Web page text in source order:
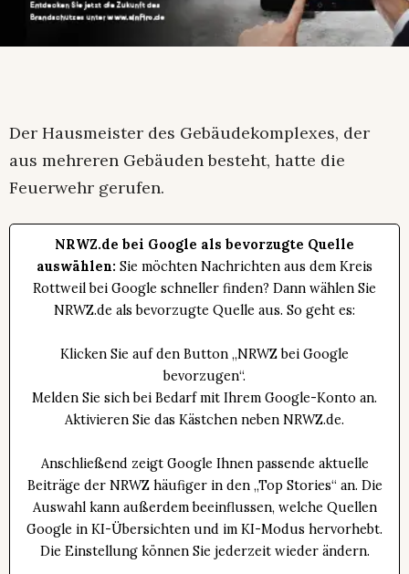
Der Hausmeister des Gebäudekomplexes, der
aus mehreren Gebäuden besteht, hatte die
Feuerwehr gerufen.
NRWZ.de bei Google als bevorzugte Quelle
auswählen: Sie möchten Nachrichten aus dem Kreis
Rottweil bei Google schneller finden? Dann wählen Sie
NRWZ.de als bevorzugte Quelle aus. So geht es:
Klicken Sie auf den Button „NRWZ bei Google
bevorzugen“.
Melden Sie sich bei Bedarf mit Ihrem Google-Konto an.
Aktivieren Sie das Kästchen neben NRWZ.de.
Anschließend zeigt Google Ihnen passende aktuelle
Beiträge der NRWZ häufiger in den „Top Stories“ an. Die
Auswahl kann außerdem beeinflussen, welche Quellen
Google in KI-Übersichten und im KI-Modus hervorhebt.
Die Einstellung können Sie jederzeit wieder ändern.